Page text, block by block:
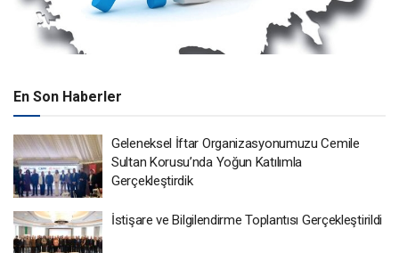
En Son Haberler
Geleneksel İftar Organizasyonumuzu Cemile
Sultan Korusu’nda Yoğun Katılımla
Gerçekleştirdik
İstişare ve Bilgilendirme Toplantısı Gerçekleştirildi